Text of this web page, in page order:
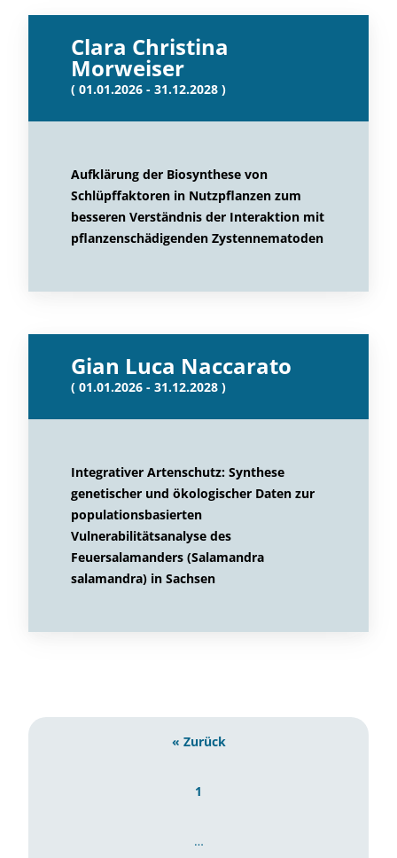
Clara Christina
Morweiser
( 01.01.2026 - 31.12.2028 )
Aufklärung der Biosynthese von
Schlüpffaktoren in Nutzpflanzen zum
besseren Verständnis der Interaktion mit
pflanzenschädigenden Zystennematoden
Gian Luca Naccarato
( 01.01.2026 - 31.12.2028 )
Integrativer Artenschutz: Synthese
genetischer und ökologischer Daten zur
populationsbasierten
Vulnerabilitätsanalyse des
Feuersalamanders (Salamandra
salamandra) in Sachsen
« Zurück
1
…